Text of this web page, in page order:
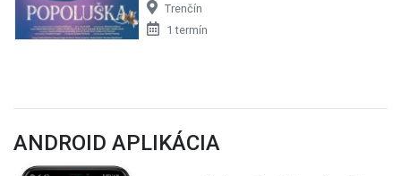
Trenčín
1 termín
ANDROID APLIKÁCIA